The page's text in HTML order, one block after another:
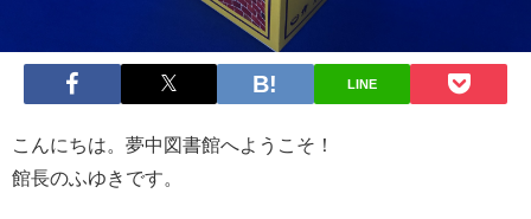
LINE
こんにちは。夢中図書館へようこそ！
館長のふゆきです。